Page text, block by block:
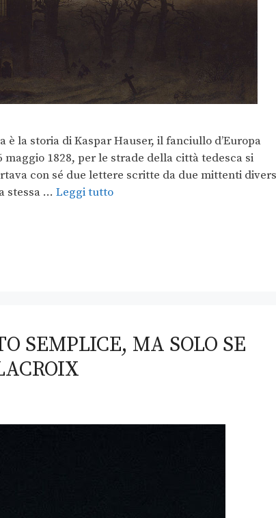
la storia di Kaspar Hauser, il fanciullo d’Europa
1828, per le strade della città tedesca si
con sé due lettere scritte da due mittenti
stessa … Leggi tutto
SEMPLICE, MA SOLO SE